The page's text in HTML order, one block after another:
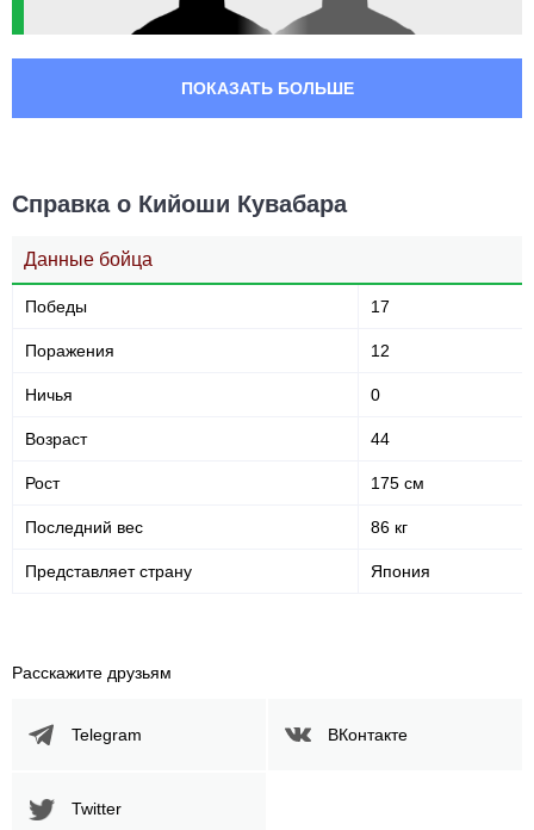
ПОКАЗАТЬ БОЛЬШЕ
Справка о Кийоши Кувабара
Данные бойца
Победы 17
Поражения 12
Ничья 0
Возраст 44
Рост 175 см
Последний вес 86 кг
Представляет страну Япония
Расскажите друзьям
Telegram ВКонтакте
Twitter